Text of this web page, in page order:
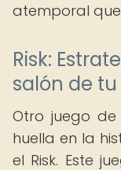
atemporal
Risk:
salón de
Otro juego
huella en la
el Risk. Este